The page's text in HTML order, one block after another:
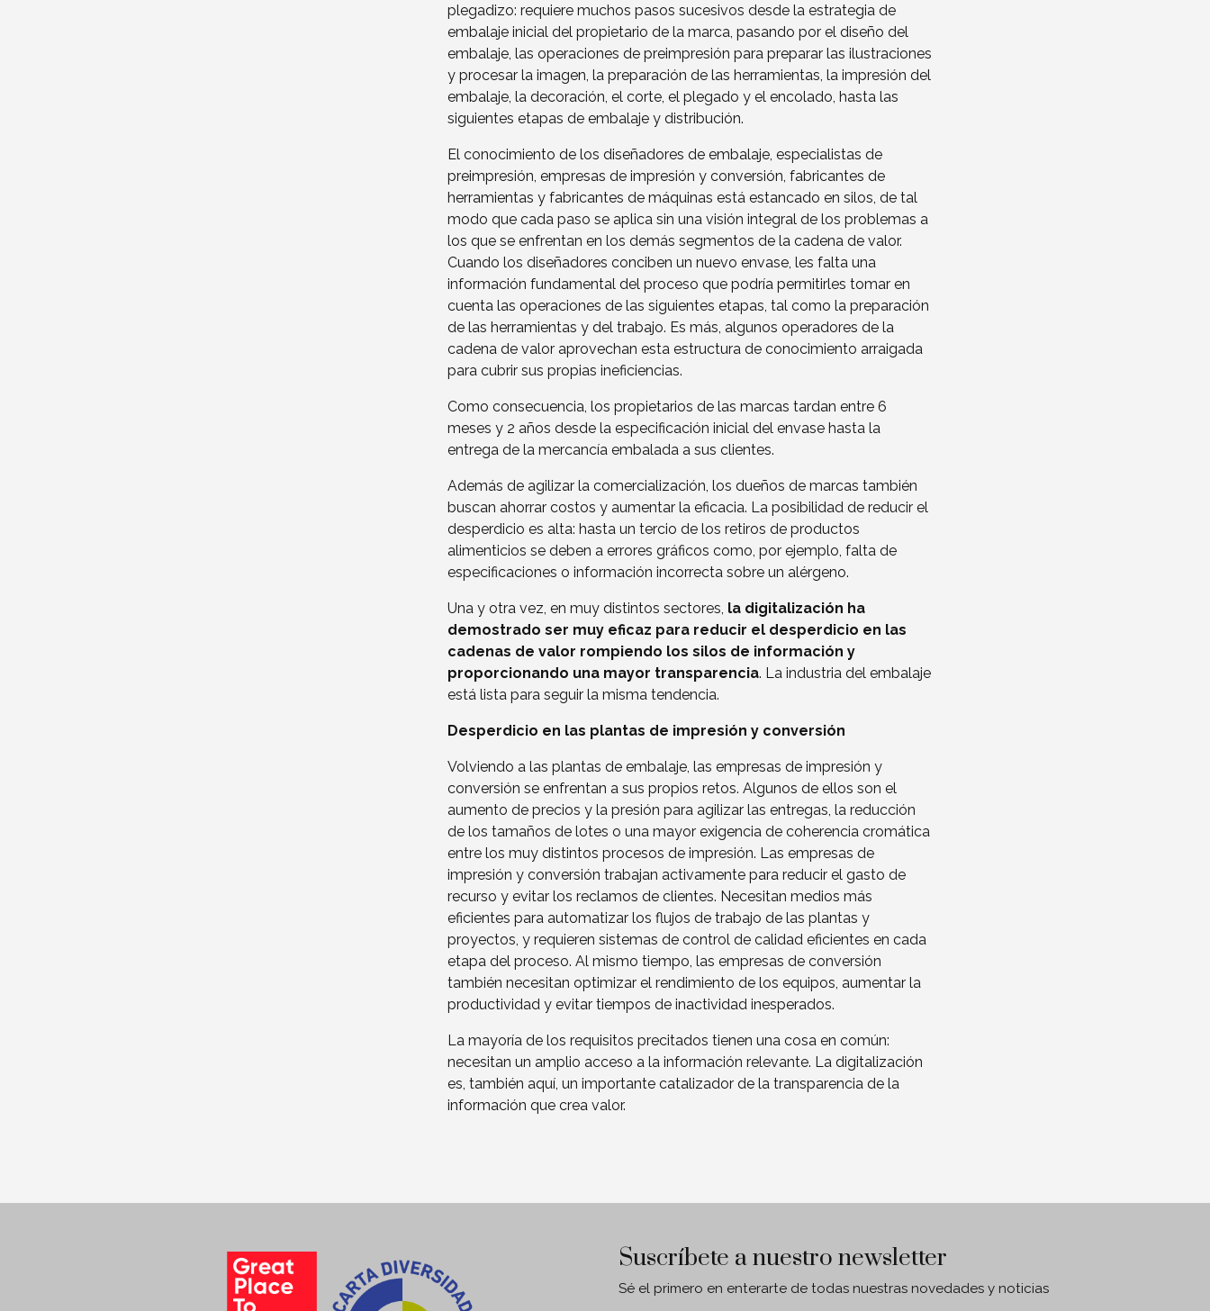
plegadizo: requiere muchos pasos sucesivos desde la estrategia de
embalaje inicial del propietario de la marca, pasando por el diseño del
embalaje, las operaciones de preimpresión para preparar las ilustraciones
y procesar la imagen, la preparación de las herramientas, la impresión del
embalaje, la decoración, el corte, el plegado y el encolado, hasta las
siguientes etapas de embalaje y distribución.
El conocimiento de los diseñadores de embalaje, especialistas de
preimpresión, empresas de impresión y conversión, fabricantes de
herramientas y fabricantes de máquinas está estancado en silos, de tal
modo que cada paso se aplica sin una visión integral de los problemas a
los que se enfrentan en los demás segmentos de la cadena de valor.
Cuando los diseñadores conciben un nuevo envase, les falta una
información fundamental del proceso que podría permitirles tomar en
cuenta las operaciones de las siguientes etapas, tal como la preparación
de las herramientas y del trabajo. Es más, algunos operadores de la
cadena de valor aprovechan esta estructura de conocimiento arraigada
para cubrir sus propias ineficiencias.
Como consecuencia, los propietarios de las marcas tardan entre 6
meses y 2 años desde la especificación inicial del envase hasta la
entrega de la mercancía embalada a sus clientes.
Además de agilizar la comercialización, los dueños de marcas también
buscan ahorrar costos y aumentar la eficacia. La posibilidad de reducir el
desperdicio es alta: hasta un tercio de los retiros de productos
alimenticios se deben a errores gráficos como, por ejemplo, falta de
especificaciones o información incorrecta sobre un alérgeno.
Una y otra vez, en muy distintos sectores, la digitalización ha
demostrado ser muy eficaz para reducir el desperdicio en las
cadenas de valor rompiendo los silos de información y
proporcionando una mayor transparencia. La industria del embalaje
está lista para seguir la misma tendencia.
Desperdicio en las plantas de impresión y conversión
Volviendo a las plantas de embalaje, las empresas de impresión y
conversión se enfrentan a sus propios retos. Algunos de ellos son el
aumento de precios y la presión para agilizar las entregas, la reducción
de los tamaños de lotes o una mayor exigencia de coherencia cromática
entre los muy distintos procesos de impresión. Las empresas de
impresión y conversión trabajan activamente para reducir el gasto de
recurso y evitar los reclamos de clientes. Necesitan medios más
eficientes para automatizar los flujos de trabajo de las plantas y
proyectos, y requieren sistemas de control de calidad eficientes en cada
etapa del proceso. Al mismo tiempo, las empresas de conversión
también necesitan optimizar el rendimiento de los equipos, aumentar la
productividad y evitar tiempos de inactividad inesperados.
La mayoría de los requisitos precitados tienen una cosa en común:
necesitan un amplio acceso a la información relevante. La digitalización
es, también aquí, un importante catalizador de la transparencia de la
información que crea valor.
Suscríbete a nuestro newsletter
Sé el primero en enterarte de todas nuestras novedades y noticias